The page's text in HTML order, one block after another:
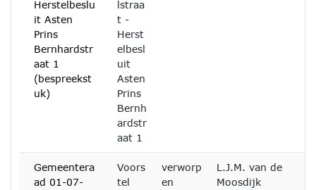
Herstelbeslu
it Asten
Prins
Bernhardstr
aat 1
(bespreekst
uk)
lstraa
t -
Herst
elbesl
uit
Asten
Prins
Bernh
ardstr
aat 1
Gemeentera
ad 01-07-
Voors
tel
verworp
en
L.J.M. van de
Moosdijk